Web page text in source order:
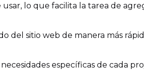
lo que facilita la tarea de
del sitio web de manera más
específicas de cada